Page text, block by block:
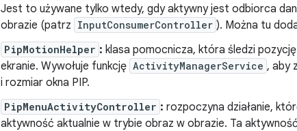
Jest to używane tylko wtedy, gdy aktywny jest odbiorca
obrazie (patrz InputConsumerController ). Można tu
PipMotionHelper : klasa pomocnicza, która śledzi
ekranie. Wywołuje funkcję ActivityManagerService , aby
i rozmiar okna PIP.
PipMenuActivityController : rozpoczyna działanie,
aktywność aktualnie w trybie obraz w obrazie. Ta